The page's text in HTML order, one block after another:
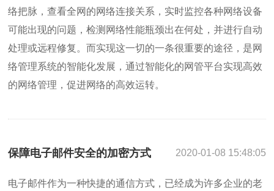
络把脉，查看全网的网络连接关系，实时监控各种网络设备
可能出现的问题，检测网络性能瓶颈出在何处，并进行自动
处理或远程修复。而实现这一切的一条很重要的途径，是网
络管理系统的智能化发展，通过智能化的网管平台实现高效
的网络管理，促进网络的高效运转。
保障电子邮件安全的加密方式 2020-01-08 15:48:05
电子邮件作为一种快捷的通信方式，已经成为许多企业的老